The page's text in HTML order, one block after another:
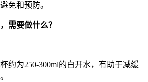
免和预防。
需要做什么？
约为250-300ml的白开水，有助于减缓